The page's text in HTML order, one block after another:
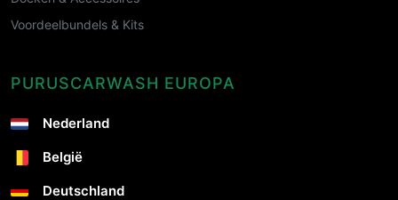
Voordeelbundels & Kits
PURUSCARWASH EUROPA
Nederland
België
Deutschland